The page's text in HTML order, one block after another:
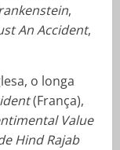
,
An Accident,
o longa
(França),
Value
Hind Rajab